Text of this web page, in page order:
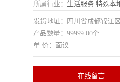
所属行业： 生活服务 特殊本
发货地址：四川省成都锦江
产品数量：99999.00个
单 价：面议
在线留言